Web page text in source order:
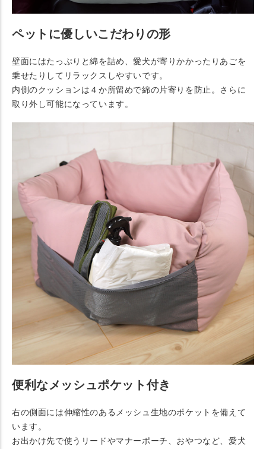
ペットに優しいこだわりの形
壁面にはたっぷりと綿を詰め、愛犬が寄りかかったりあごを
乗せたりしてリラックスしやすいです。
内側のクッションは４か所留めで綿の片寄りを防止。さらに
取り外し可能になっています。
便利なメッシュポケット付き
右の側面には伸縮性のあるメッシュ生地のポケットを備えて
います。
お出かけ先で使うリードやマナーポーチ、おやつなど、愛犬